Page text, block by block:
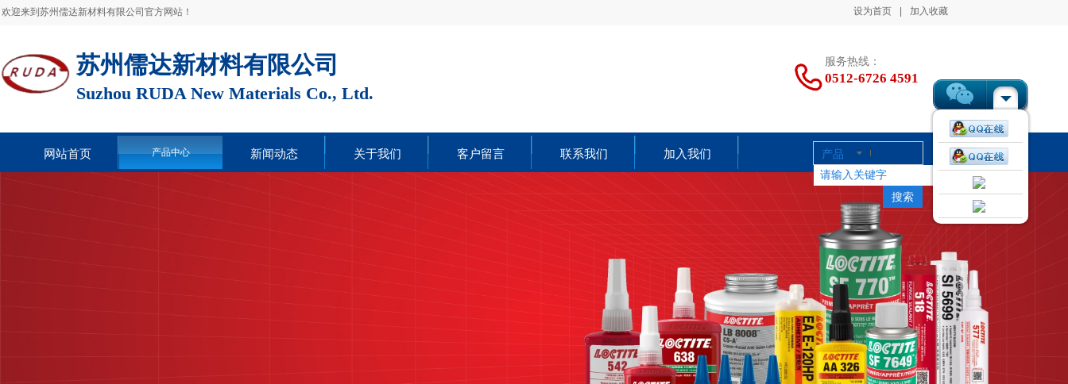
欢迎来到苏州儒达新材料有限公司官方网站！ 设为首页 加入收藏
苏州儒达新材料有限公司
Suzhou RUDA New Materials Co., Ltd.
服务热线：
0512-6726 4591
网站首页 产品中心 新闻动态 关于我们 客户留言 联系我们 加入我们 产品
搜索